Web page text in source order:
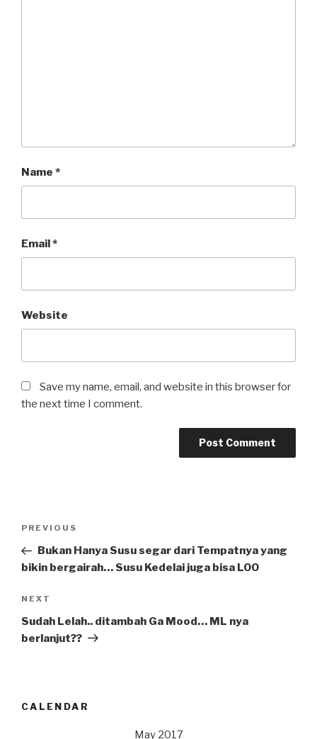
Name *
Email*
Website
Save my name, email, and website in this browser for
the next time I comment.
Previous
Post
PREVIOUS
Bukan Hanya Susu segar dari Tempatnya yang
bikin bergairah… Susu Kedelai juga bisa LOO
Next
Post
NEXT
Sudah Lelah.. ditambah Ga Mood… ML nya
berlanjut??
CALENDAR
May 2017